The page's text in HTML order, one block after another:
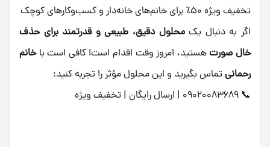
تخفیف ویژه ۵۰٪ برای خانم‌های خانه‌دار و کسب‌وکارهای کوچک
اگر به دنبال یکمحلول دقیق، طبیعی و قدرتمند برای حذف
خال صورتهستید، امروز وقت اقدام است! کافی است باخانم
رحمانیتماس بگیرید و این محلول مؤثر را تجربه کنید:
📞 09020083689 | ارسال رایگان | تخفیف ویژه